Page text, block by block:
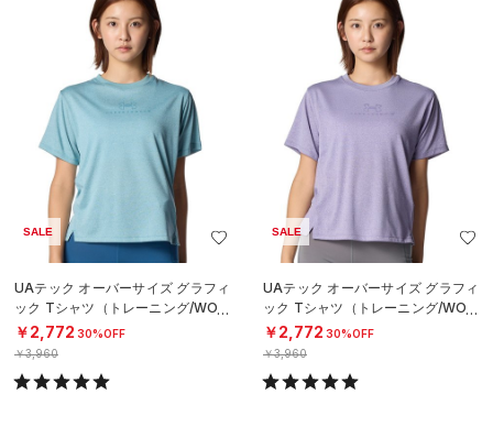
SALE
UAテック オーバーサイズ グラフィ
ック Tシャツ（トレーニング/WOM
EN）
￥2,772 30%OFF
￥3,960
SALE
UAテック オーバーサイズ グラフィ
ック Tシャツ（トレーニング/WOM
EN）
￥2,772 30%OFF
￥3,960